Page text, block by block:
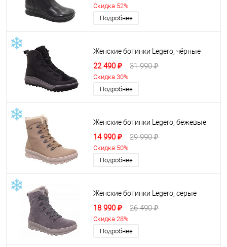
Скидка 52%
Подробнее
Женские ботинки Legero, чёрные
22 490 ₽ 31 990 ₽
Скидка 30%
Подробнее
Женские ботинки Legero, бежевые
14 990 ₽ 29 990 ₽
Скидка 50%
Подробнее
Женские ботинки Legero, серые
18 990 ₽ 26 490 ₽
Скидка 28%
Подробнее